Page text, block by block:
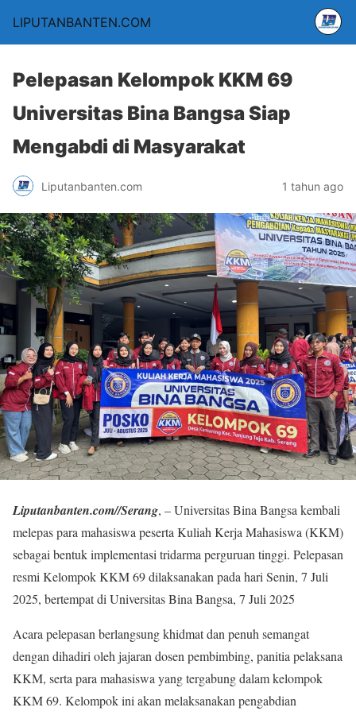
LIPUTANBANTEN.COM
Pelepasan Kelompok KKM 69
Universitas Bina Bangsa Siap
Mengabdi di Masyarakat
Liputanbanten.com 1 tahun ago
Liputanbanten.com//Serang, – Universitas Bina Bangsa kembali
melepas para mahasiswa peserta Kuliah Kerja Mahasiswa (KKM)
sebagai bentuk implementasi tridarma perguruan tinggi. Pelepasan
resmi Kelompok KKM 69 dilaksanakan pada hari Senin, 7 Juli
2025, bertempat di Universitas Bina Bangsa, 7 Juli 2025
Acara pelepasan berlangsung khidmat dan penuh semangat
dengan dihadiri oleh jajaran dosen pembimbing, panitia pelaksana
KKM, serta para mahasiswa yang tergabung dalam kelompok
KKM 69. Kelompok ini akan melaksanakan pengabdian